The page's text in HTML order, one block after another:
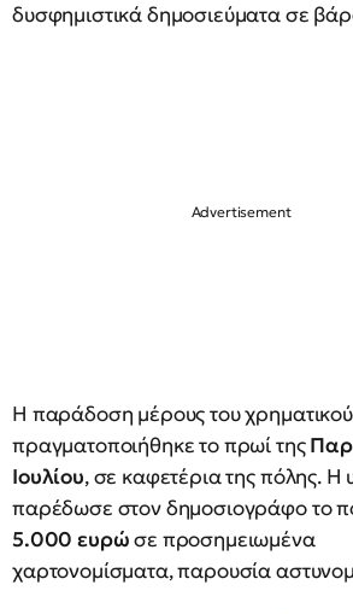
δυσφημιστικά δημοσιεύματα σε
Η παράδοση μέρους του
πραγματοποιήθηκε το πρωί της
Ιουλίου, σε καφετέρια της πόλης.
παρέδωσε στον δημοσιογράφο το
5.000 ευρώσε προσημειωμένα
χαρτονομίσματα, παρουσία